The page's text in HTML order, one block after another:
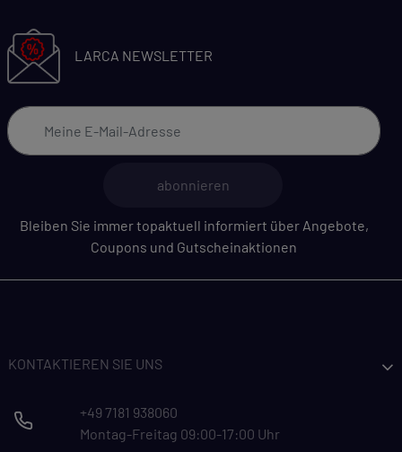
LARCA NEWSLETTER
abonnieren
Bleiben Sie immer topaktuell informiert über Angebote,
Coupons und Gutscheinaktionen
KONTAKTIEREN SIE UNS
+49 7181 938060
Montag-Freitag 09:00-17:00 Uhr